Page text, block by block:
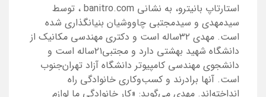
استارتاپ بانیترو، به نشانی banitro.com ، توسط
سیدمهدی و سیدمجتبی چاووشیان بنیانگذاری شده
است. مهدی ۳۲ساله است و دکتری مهندسی مکانیک از
دانشگاه شهید بهشتی دارد و مجتبی۲۱ساله است و
دانشجوی مهندسی کامپیوتر دانشگاه آزاد تهران‌جنوب
است. آنها برادرند و کسب‌وکاری خانوادگی راه
انداخته‌اند. مهدی می‌گوید: «کار خانوادگی ما لوازم